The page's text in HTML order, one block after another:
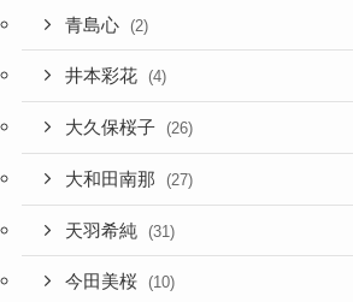
青島心 (2)
井本彩花 (4)
大久保桜子 (26)
大和田南那 (27)
天羽希純 (31)
今田美桜 (10)